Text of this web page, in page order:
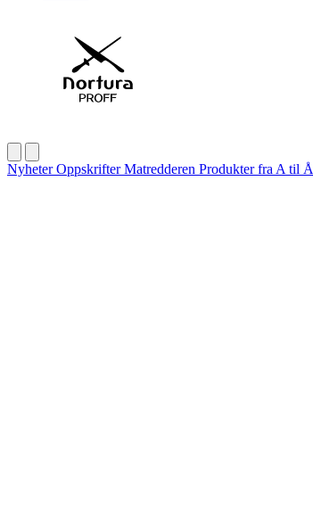
NyheterOppskrifterMatredderen Produkter fra A til Å